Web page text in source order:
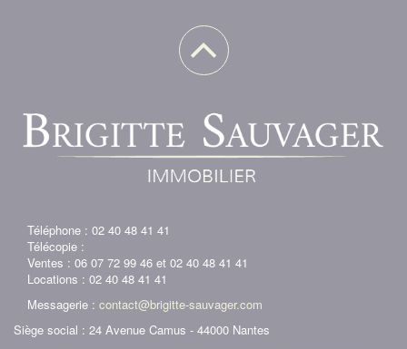
Téléphone : 02 40 48 41 41
Télécopie :
Ventes : 06 07 72 99 46 et 02 40 48 41 41
Locations : 02 40 48 41 41
Messagerie : contact@brigitte-sauvager.com
Siège social : 24 Avenue Camus - 44000 Nantes